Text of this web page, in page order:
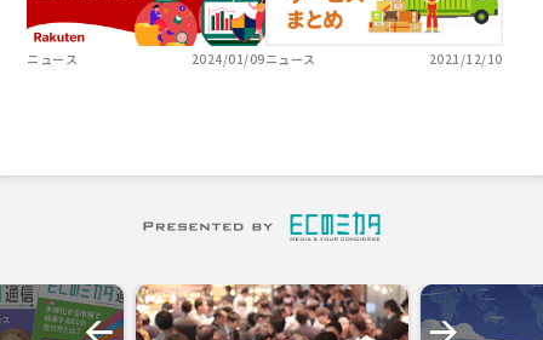
ニュース 2024/01/09ニュース 2021/12/10